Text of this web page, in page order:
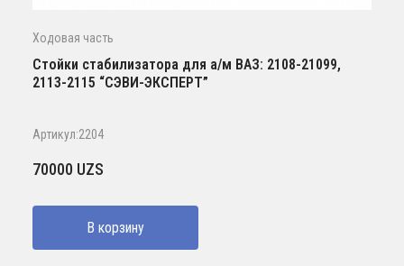
Ходовая часть
Стойки стабилизатора для а/м ВАЗ: 2108-21099,
2113-2115 “СЭВИ-ЭКСПЕРТ”
Артикул:2204
70000 UZS
В корзину